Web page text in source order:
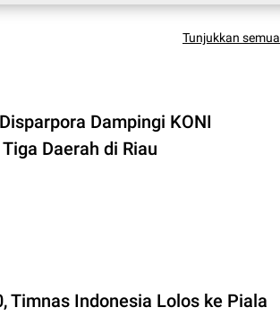
Tunjukkan semua
Dampingi KONI
Daerah di Riau
Timnas Indonesia Lolos ke Piala